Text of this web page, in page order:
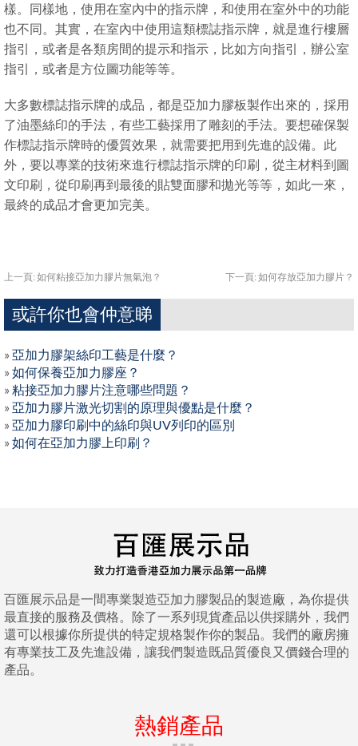
樣。同樣地，使用在室內中的指示牌，和使用在室外中的功能
也不同。其實，在室內中使用這類標誌指示牌，就是進行樓層
指引，或者是各類房間的提示和指示，比如方向指引，辦公室
指引，或者是方位圖功能等等。
大多數標誌指示牌的成品，都是亞加力膠板製作出來的，採用
了油墨絲印的手法，有些工藝採用了雕刻的手法。要想確保製
作標誌指示牌時的優質效果，就需要把用到先進的設備。此
外，要以專業的技術來進行標誌指示牌的印刷，從主材料到圖
文印刷，從印刷再到最後的貼雙面膠和拋光等等，如此一來，
最終的成品才會更加完美。
上一頁: 如何粘接亞加力膠片無氣泡？ 下一頁: 如何存放亞加力膠片？
或許你也會仲意睇
» 亞加力膠架絲印工藝是什麼？
» 如何保養亞加力膠座？
» 粘接亞加力膠片注意哪些問題？
» 亞加力膠片激光切割的原理與優點是什麼？
» 亞加力膠印刷中的絲印與UV列印的區別
» 如何在亞加力膠上印刷？
百匯展示品是一間專業製造亞加力膠製品的製造廠，為你提供
最直接的服務及價格。除了一系列現貨產品以供採購外，我們
還可以根據你所提供的特定規格製作你的製品。我們的廠房擁
有專業技工及先進設備，讓我們製造既品質優良又價錢合理的
產品。
熱銷產品